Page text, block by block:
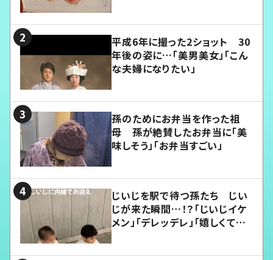
平成6年に撮った2ショット 30
年後の姿に…「美男美女」「こん
な夫婦になりたい」
孫のためにお弁当を作った祖
母 孫が絶賛したお弁当に「美
味しそう」「お弁当すごい」
じいじを駅で待つ孫たち じい
じが来た瞬間…！？「じいじイケ
メン」「デレッデレ」「嬉しくて可